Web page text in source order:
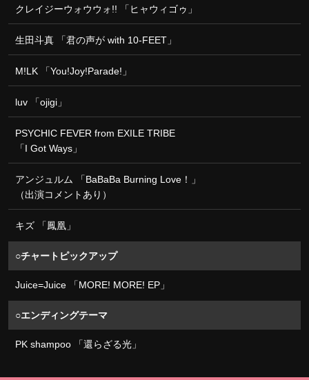
クレイジーウォウウォ!! 「ヒャウィゴゥ」
生田斗真 「君の声が with 10-FEET」
M!LK 「You!Joy!Parade!」
luv 「ojigi」
PSYCHIC FEVER from EXILE TRIBE
「I Got Ways」
アンジュルム 「BaBaBa Burning Love！」
（出演コメントあり）
キズ 「鳳凰」
○チャートピックアップ
Juice=Juice 「MORE! MORE! EP」
○エンディングテーマ
PK shampoo 「還らざる光」